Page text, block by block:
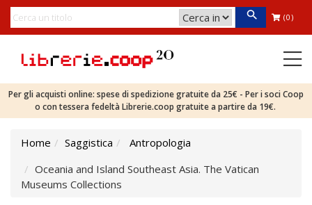
(0)
Per gli acquisti online: spese di spedizione gratuite da 25€ - Per i soci Coop
o con tessera fedeltà Librerie.coop gratuite a partire da 19€.
Home Saggistica
Antropologia
Oceania and Island Southeast Asia. The Vatican
Museums Collections